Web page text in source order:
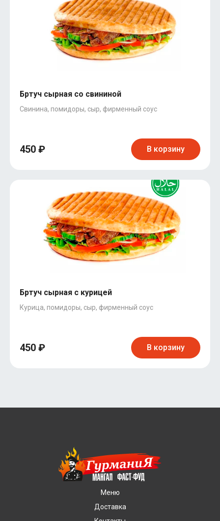
Бртуч сырная со свининой
Свинина, помидоры, сыр, фирменный соус
450 ₽ В корзину
Бртуч сырная с курицей
Курица, помидоры, сыр, фирменный соус
450 ₽ В корзину
Меню
Доставка